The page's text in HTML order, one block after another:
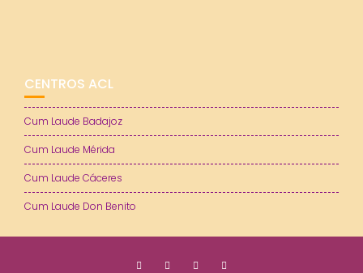
CENTROS ACL
Cum Laude Badajoz
Cum Laude Mérida
Cum Laude Cáceres
Cum Laude Don Benito